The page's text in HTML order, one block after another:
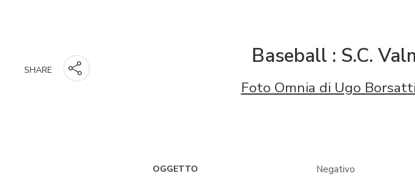
SHARE
Baseball : S.C.
Foto Omnia di Ugo Borsatti
OGGETTO Negativo